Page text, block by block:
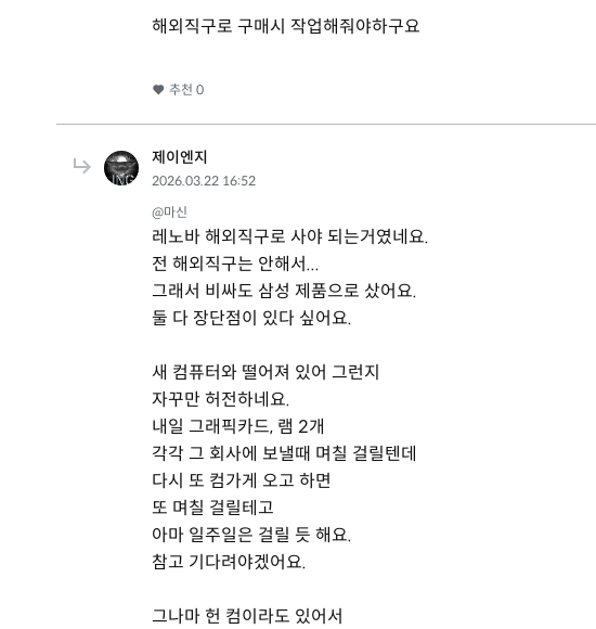
해외직구로 구매시 작업해줘야하구요
추천 0
제이엔지
2026.03.22 16:52
@마신
레노바 해외직구로 사야 되는거였네요.
전 해외직구는 안해서...
그래서 비싸도 삼성 제품으로 샀어요.
둘 다 장단점이 있다 싶어요.
새 컴퓨터와 떨어져 있어 그런지
자꾸만 허전하네요.
내일 그래픽카드, 램 2개
각각 그 회사에 보낼때 며칠 걸릴텐데
다시 또 컴가게 오고 하면
또 며칠 걸릴테고
아마 일주일은 걸릴 듯 해요.
참고 기다려야겠어요.
그나마 헌 컴이라도 있어서